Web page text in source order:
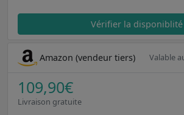
Vérifier la disponiblité
Amazon (vendeur tiers) Valable
109,90€
Livraison gratuite